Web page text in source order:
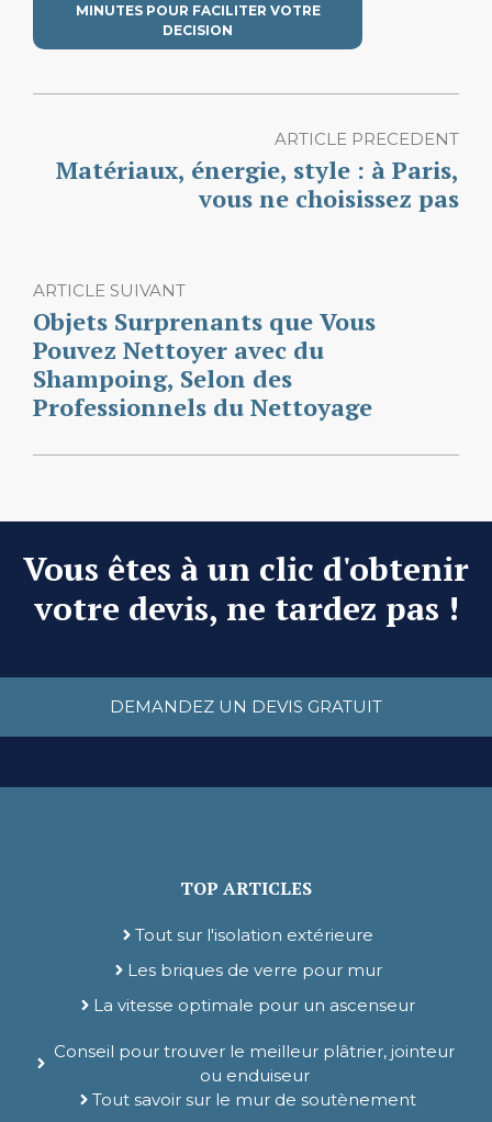
MINUTES POUR FACILITER VOTRE
DECISION
ARTICLE PRECEDENT
Matériaux, énergie, style : à Paris,
vous ne choisissez pas
ARTICLE SUIVANT
Objets Surprenants que Vous
Pouvez Nettoyer avec du
Shampoing, Selon des
Professionnels du Nettoyage
Vous êtes à un clic d'obtenir
votre devis, ne tardez pas !
DEMANDEZ UN DEVIS GRATUIT
TOP ARTICLES
Tout sur l'isolation extérieure
Les briques de verre pour mur
La vitesse optimale pour un ascenseur
Conseil pour trouver le meilleur plâtrier, jointeur
ou enduiseur
Tout savoir sur le mur de soutènement